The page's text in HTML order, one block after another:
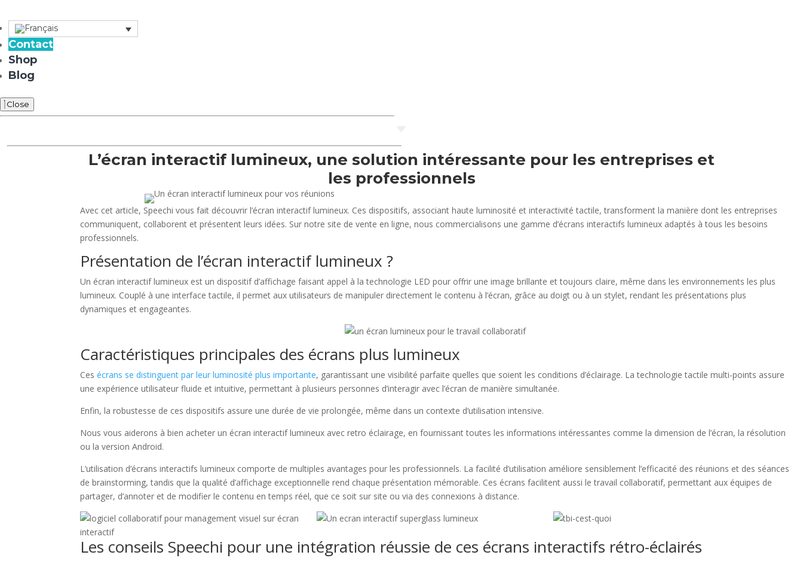
Contact
Shop
Blog
Close
L’écran interactif lumineux, une solution intéressante pour les entreprises et
les professionnels
Avec cet article, Speechi vous fait découvrir l’écran interactif lumineux. Ces dispositifs, associant haute luminosité et interactivité tactile, transforment la manière dont les entreprises
communiquent, collaborent et présentent leurs idées. Sur notre site de vente en ligne, nous commercialisons une gamme d’écrans interactifs lumineux adaptés à tous les besoins
professionnels.
Présentation de l’écran interactif lumineux ?
Un écran interactif lumineux est un dispositif d’affichage faisant appel à la technologie LED pour offrir une image brillante et toujours claire, même dans les environnements les plus
lumineux. Couplé à une interface tactile, il permet aux utilisateurs de manipuler directement le contenu à l’écran, grâce au doigt ou à un stylet, rendant les présentations plus
dynamiques et engageantes.
Caractéristiques principales des écrans plus lumineux
Cesécrans se distinguent par leur luminosité plus importante, garantissant une visibilité parfaite quelles que soient les conditions d’éclairage. La technologie tactile multi-points assure
une expérience utilisateur fluide et intuitive, permettant à plusieurs personnes d’interagir avec l’écran de manière simultanée.
Enfin, la robustesse de ces dispositifs assure une durée de vie prolongée, même dans un contexte d’utilisation intensive.
Nous vous aiderons à bien acheter un écran interactif lumineux avec retro éclairage, en fournissant toutes les informations intéressantes comme la dimension de l’écran, la résolution
ou la version Android.
L’utilisation d’écrans interactifs lumineux comporte de multiples avantages pour les professionnels. La facilité d’utilisation améliore sensiblement l’efficacité des réunions et des séances
de brainstorming, tandis que la qualité d’affichage exceptionnelle rend chaque présentation mémorable. Ces écrans facilitent aussi le travail collaboratif, permettant aux équipes de
partager, d’annoter et de modifier le contenu en temps réel, que ce soit sur site ou via des connexions à distance.
Les conseils Speechi pour une intégration réussie de ces écrans interactifs rétro-éclairés